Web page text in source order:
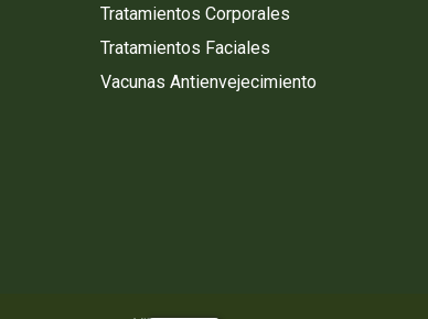
Tratamientos Corporales
Tratamientos Faciales
Vacunas Antienvejecimiento